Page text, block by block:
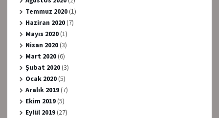
Temmuz 2020(1)
Haziran 2020(7)
Mayıs 2020(1)
Nisan 2020(3)
Mart 2020(6)
Şubat 2020(3)
Ocak 2020(5)
Aralık 2019(7)
Ekim 2019(5)
Eylül 2019(27)